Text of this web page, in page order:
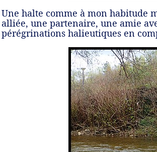
Une halte comme à mon habitude
alliée, une partenaire, une amie
pérégrinations halieutiques en